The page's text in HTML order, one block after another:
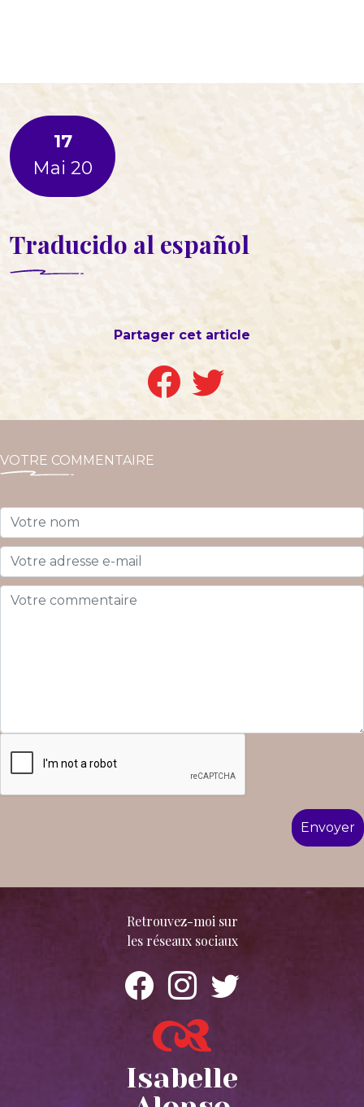
17
Mai 20
Traducido al español
Partager cet article
VOTRE COMMENTAIRE
Retrouvez-moi sur
les réseaux sociaux
Isabelle